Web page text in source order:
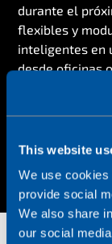
This website
We use
provide social
We also share
our social
durante el
flexibles y
inteligentes en
desde oficinas